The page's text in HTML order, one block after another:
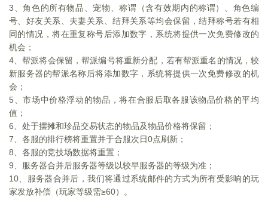
3 、角色的所有物品、宠物、称谓（含有效期内的称谓）、角色编
号、好友关系、夫妻关系、结拜关系等均会保留，结拜称号若有相
同的情况，将在重复称号后添加数字，系统将提供一次免费修改的
机会；
4、帮派将会保留，帮派编号将重新分配，若有帮派重名的情况，较
新服务器的帮派名称后将添加数字，系统将提供一次免费修改的机
会；
5、市场中价格浮动的物品，将在合服后取各服该物品价格的平均
值；
6 、处于摆摊和珍品交易状态的物品及物品价格将保留；
7 、各服的排行榜将重置并于合服次日0点刷新；
8 、各服的竞技场数据将重置；
9 、服务器合并后服务器等级以较早服务器的等级为准；
10、服务器合并后，我们将通过系统邮件的方式为所有受影响的玩
家发放补偿（玩家等级需≥60）。